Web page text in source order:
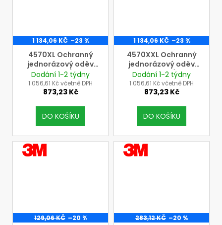
1 134,06 KČ –23 %
4570XL Ochranný
jednorázový oděv
3M, vel. XL (šedý,
lepené švy, dvojitý
zip)
Dodání 1-2 týdny
1 056,61 Kč včetně DPH
873,23 Kč
DO KOŠÍKU
1 134,06 KČ –23 %
4570XXL Ochranný
jednorázový oděv
3M, vel. XXL (šedý,
lepené švy, dvojitý
zip)
Dodání 1-2 týdny
1 056,61 Kč včetně DPH
873,23 Kč
DO KOŠÍKU
VÝROBCE
3M
129,06 KČ –20 %
VÝROBCE
3M
283,12 KČ –20 %